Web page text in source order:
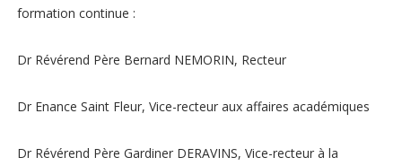
formation continue :
Dr Révérend Père Bernard NEMORIN, Recteur
Dr Enance Saint Fleur, Vice-recteur aux affaires académiques
Dr Révérend Père Gardiner DERAVINS, Vice-recteur à la